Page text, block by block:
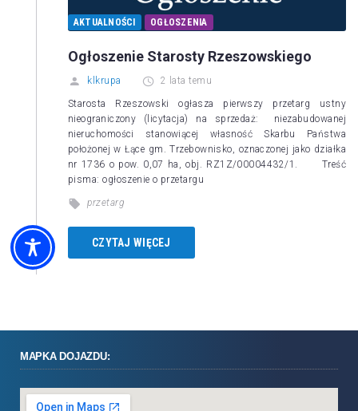
AKTUALNOŚCI OGŁOSZENIA
Ogłoszenie Starosty Rzeszowskiego
klkrupa 2 lata temu
Starosta Rzeszowski ogłasza pierwszy przetarg ustny
nieograniczony (licytacja) na sprzedaż: niezabudowanej
nieruchomości stanowiącej własność Skarbu Państwa
położonej w Łące gm. Trzebownisko, oznaczonej jako działka
nr 1736 o pow. 0,07 ha, obj. RZ1Z/00004432/1. Treść
pisma: ogłoszenie o przetargu
przetarg
CZYTAJ WIĘCEJ
MAPKA DOJAZDU: